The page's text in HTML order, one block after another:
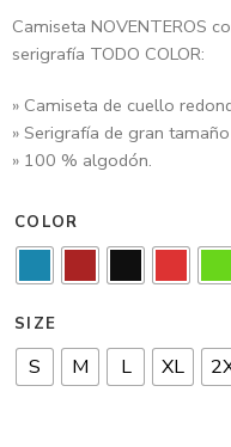
Camiseta NOVENTEROS
serigrafía TODO COLOR:
» Camiseta de cuello
» Serigrafía de gran
» 100 % algodón.
COLOR
SIZE
S M L XL